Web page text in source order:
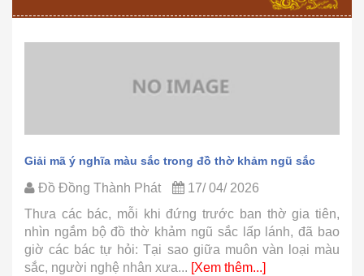
Giải mã ý nghĩa màu sắc trong đồ thờ khảm ngũ sắc
Đồ Đồng Thành Phát
17/ 04/ 2026
Thưa các bác, mỗi khi đứng trước ban thờ gia tiên,
nhìn ngắm bộ đồ thờ khảm ngũ sắc lấp lánh, đã bao
giờ các bác tự hỏi: Tại sao giữa muôn vàn loại màu
sắc, người nghệ nhân xưa... [Xem thêm...]